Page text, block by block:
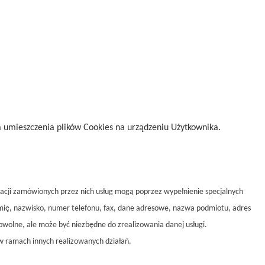
plików Cookies na urządzeniu Użytkownika.
zamówionych przez nich usług mogą poprzez wypełnienie specjalnych
nazwisko, numer telefonu, fax, dane adresowe, nazwa podmiotu, adres
ale może być niezbędne do zrealizowania danej usługi.
innych realizowanych działań.